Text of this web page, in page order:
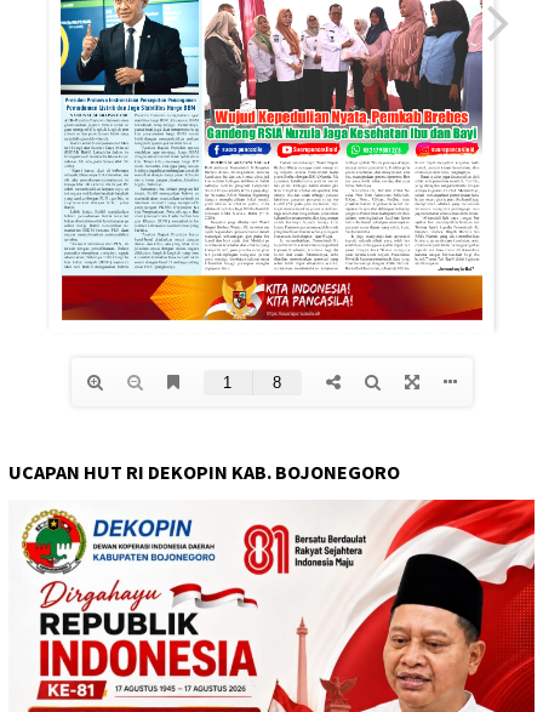
UCAPAN HUT RI DEKOPIN KAB. BOJONEGORO